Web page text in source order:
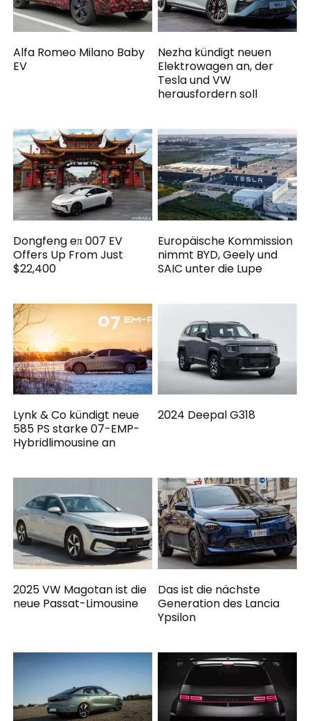
Alfa Romeo Milano Baby
EV
Nezha kündigt neuen
Elektrowagen an, der
Tesla und VW
herausfordern soll
Dongfeng eπ 007 EV
Offers Up From Just
$22,400
Europäische Kommission
nimmt BYD, Geely und
SAIC unter die Lupe
Lynk & Co kündigt neue
585 PS starke 07-EMP-
Hybridlimousine an
2024 Deepal G318
2025 VW Magotan ist die
neue Passat-Limousine
Das ist die nächste
Generation des Lancia
Ypsilon